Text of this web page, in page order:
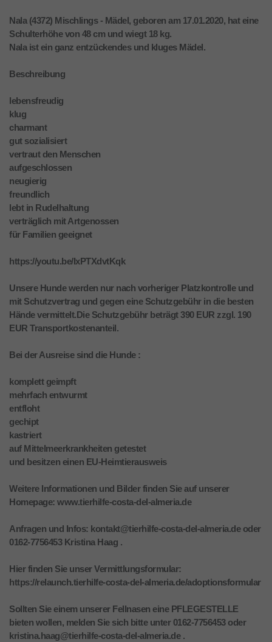
Nala (4372) Mischlings - Mädel, geboren am 17.01.2020, hat eine
Schulterhöhe von 48 cm und wiegt 18 kg.
Nala ist ein ganz entzückendes und kluges Mädel.
Beschreibung
lebensfreudig
klug
charmant
gut sozialisiert
vertraut den Menschen
aufgeschlossen
neugierig
freundlich
lebt in Rudelhaltung
verträglich mit Artgenossen
für Familien geeignet
https://youtu.be/IxPTXdvtKqk
Unsere Hunde werden nur nach vorheriger Platzkontrolle und
mit Schutzvertrag und gegen eine Schutzgebühr in die besten
Hände vermittelt.Die Schutzgebühr beträgt 390 EUR zzgl. 190
EUR Transportkostenanteil.
Bei der Ausreise sind die Hunde :
komplett geimpft
mehrfach entwurmt
entfloht
gechipt
kastriert
auf Mittelmeerkrankheiten getestet
und besitzen einen EU-Heimtierausweis
Weitere Informationen und Bilder finden Sie auf unserer
Homepage: www.tierhilfe-costa-del-almeria.de
Anfragen und Infos: kontakt@tierhilfe-costa-del-almeria.de oder
0162-7756453 Kristina Haag .
Hier finden Sie unser Vermittlungsformular:
https://relaunch.tierhilfe-costa-del-almeria.de/adoptionsformular
Sollten Sie einem unserer Fellnasen eine PFLEGESTELLE
bieten wollen, melden Sie sich bitte unter 0162-7756453 oder
kristina.haag@tierhilfe-costa-del-almeria.de .